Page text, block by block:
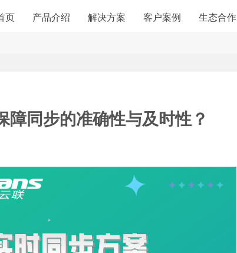
页 产品介绍 解决方案 客户案例 生态合作
同步的准确性与及时性？